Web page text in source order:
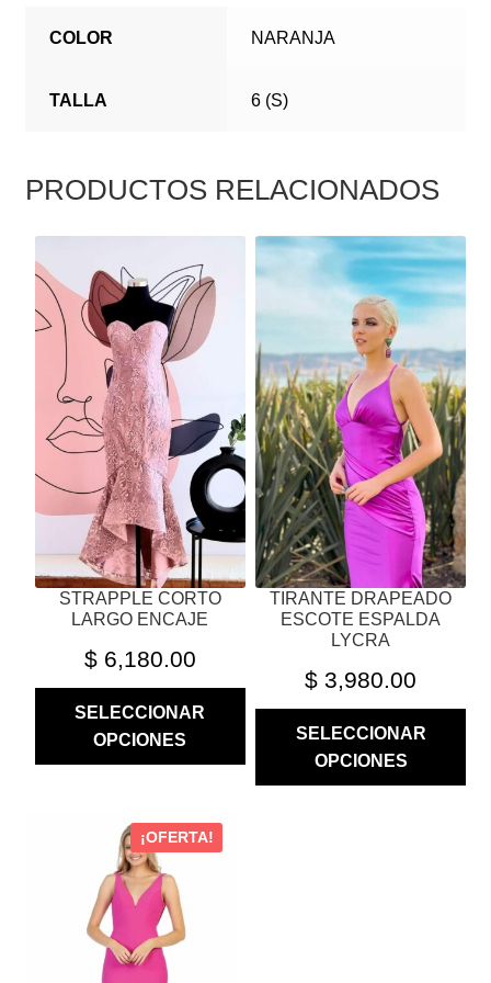
COLOR NARANJA
TALLA 6 (S)
PRODUCTOS RELACIONADOS
STRAPPLE CORTO
LARGO ENCAJE
$6,180.00
SELECCIONAR
OPCIONES
PRODUCTO
TIENE
MÚLTIPLES
VARIANTES.
LAS
OPCIONES
SE
PUEDEN
ELEGIR
LA
PÁGINA
TIRANTE DRAPEADO
ESCOTE ESPALDA
LYCRA
$ 3,980.00
SELECCIONAR
OPCIONES
ESTE
PRODUCTO
MÚLTIPLES
VARIANTES.
LAS
OPCIONES
SE
PUEDEN
ELEGIR
EN
LA
PÁGINA
DE
PRODUCTO
¡OFERTA!
PRODUCTO
MÚLTIPLES
VARIANTES.